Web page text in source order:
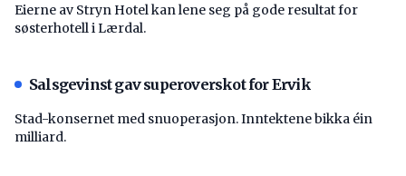
Eierne av Stryn Hotel kan lene seg på gode resultat for
søsterhotell i Lærdal.
Salsgevinst gav superoverskot for Ervik
Stad-konsernet med snuoperasjon. Inntektene bikka éin
milliard.